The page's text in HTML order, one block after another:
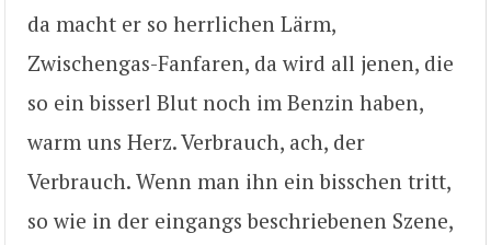
da macht er so herrlichen Lärm,
Zwischengas-Fanfaren, da wird all jenen, die
so ein bisserl Blut noch im Benzin haben,
warm uns Herz. Verbrauch, ach, der
Verbrauch. Wenn man ihn ein bisschen tritt,
so wie in der eingangs beschriebenen Szene,